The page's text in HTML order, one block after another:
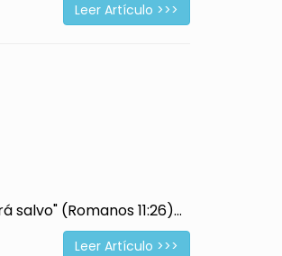
Leer Artículo >>>
(Romanos 11:26)...
Leer Artículo >>>